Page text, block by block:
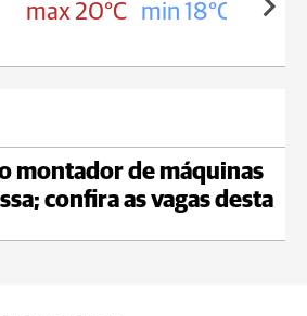
max 20°C min 18°C
montador de máquinas
confira as vagas desta